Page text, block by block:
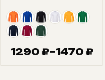
1290 ₽–1470 ₽
Диапазон
цен: